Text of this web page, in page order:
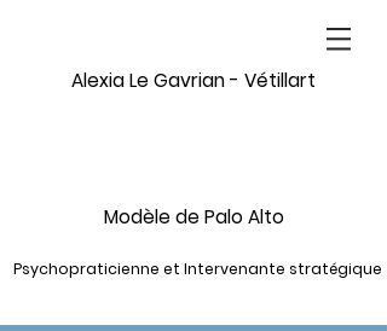
Alexia Le Gavrian - Vétillart
Modèle de Palo Alto
Psychopraticienne et Intervenante stratégique